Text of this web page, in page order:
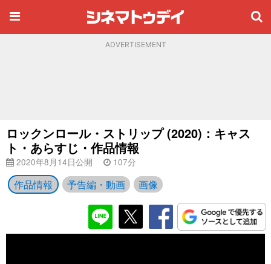
ADVERTISEMENT
ロックンロール・ストリップ (2020)：キャス
ト・あらすじ・作品情報
2020年8月14日公開 107分
作品情報 予告編・動画 画像